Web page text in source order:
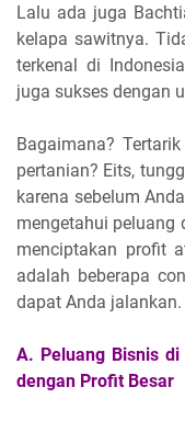
Lalu ada juga
kelapa sawitnya.
terkenal di
juga sukses dengan
Bagaimana?
pertanian? Eits,
karena sebelum
mengetahui peluang
menciptakan profit
adalah beberapa
dapat Anda jalankan.
A. Peluang Bisnis
dengan Profit Besar